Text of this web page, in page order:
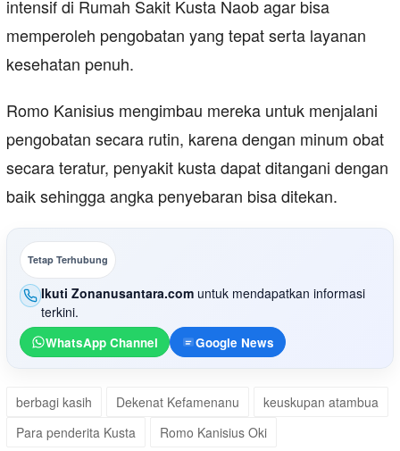
intensif di Rumah Sakit Kusta Naob agar bisa
memperoleh pengobatan yang tepat serta layanan
kesehatan penuh.
Romo Kanisius mengimbau mereka untuk menjalani
pengobatan secara rutin, karena dengan minum obat
secara teratur, penyakit kusta dapat ditangani dengan
baik sehingga angka penyebaran bisa ditekan.
Tetap Terhubung
Ikuti Zonanusantara.com untuk mendapatkan informasi
terkini.
WhatsApp Channel Google News
berbagi kasih Dekenat Kefamenanu
keuskupan atambua
Para penderita Kusta
Romo Kanisius Oki